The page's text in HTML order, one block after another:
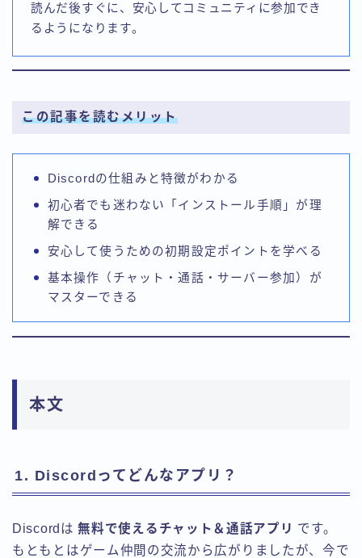
読んだ後すぐに、安心してコミュニティに参加でき
るようになります。
この記事を読むメリット
Discordの仕組みと特徴がわかる
初心者でも迷わない「インストール手順」が理
解できる
安心して使うための初期設定ポイントを学べる
基本操作（チャット・通話・サーバー参加）が
マスターできる
本文
1. Discordってどんなアプリ？
Discordは無料で使えるチャット＆通話アプリ です。
もともとはゲーム仲間の交流から広がりましたが、今で